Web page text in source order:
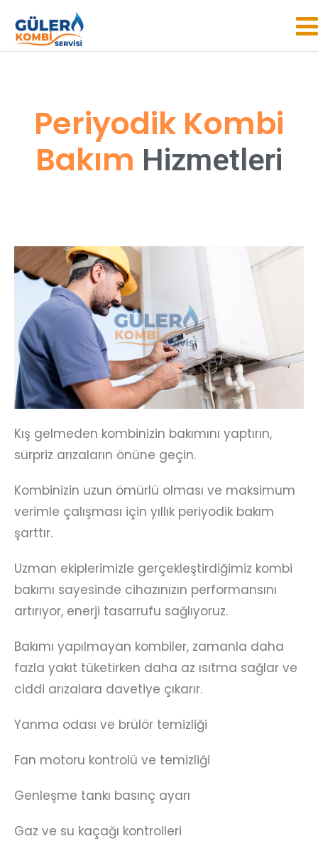
Periyodik Kombi
Bakım Hizmetleri
Kış gelmeden kombinizin bakımını yaptırın,
sürpriz arızaların önüne geçin.
Kombinizin uzun ömürlü olması ve maksimum
verimle çalışması için yıllık periyodik bakım
şarttır.
Uzman ekiplerimizle gerçekleştirdiğimiz kombi
bakımı sayesinde cihazınızın performansını
artırıyor, enerji tasarrufu sağlıyoruz.
Bakımı yapılmayan kombiler, zamanla daha
fazla yakıt tüketirken daha az ısıtma sağlar ve
ciddi arızalara davetiye çıkarır.
Yanma odası ve brülör temizliği
Fan motoru kontrolü ve temizliği
Genleşme tankı basınç ayarı
Gaz ve su kaçağı kontrolleri